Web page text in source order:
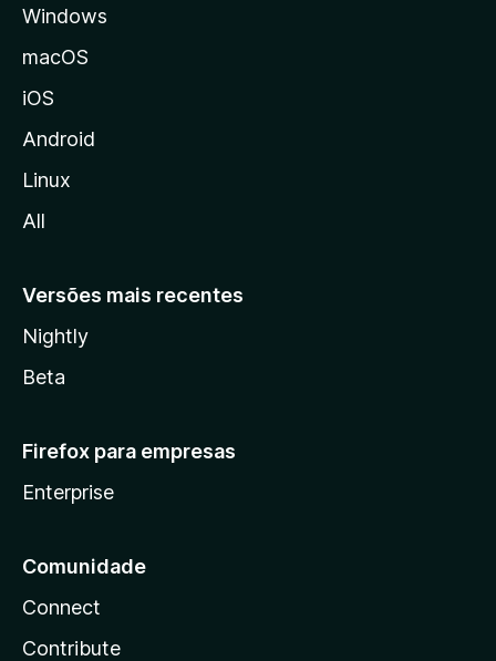
a
z
i
a
Windows
macOS
iOS
Android
Linux
All
Versões mais recentes
Nightly
Beta
Firefox para empresas
Enterprise
Comunidade
Connect
Contribute